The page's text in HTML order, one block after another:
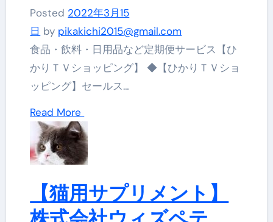
Posted 2022年3月15
日 by pikakichi2015@gmail.com
食品・飲料・日用品など定期便サービス【ひ
かりＴＶショッピング】 ◆【ひかりＴＶショ
ッピング】セールス…
Read More
【猫用サプリメント】